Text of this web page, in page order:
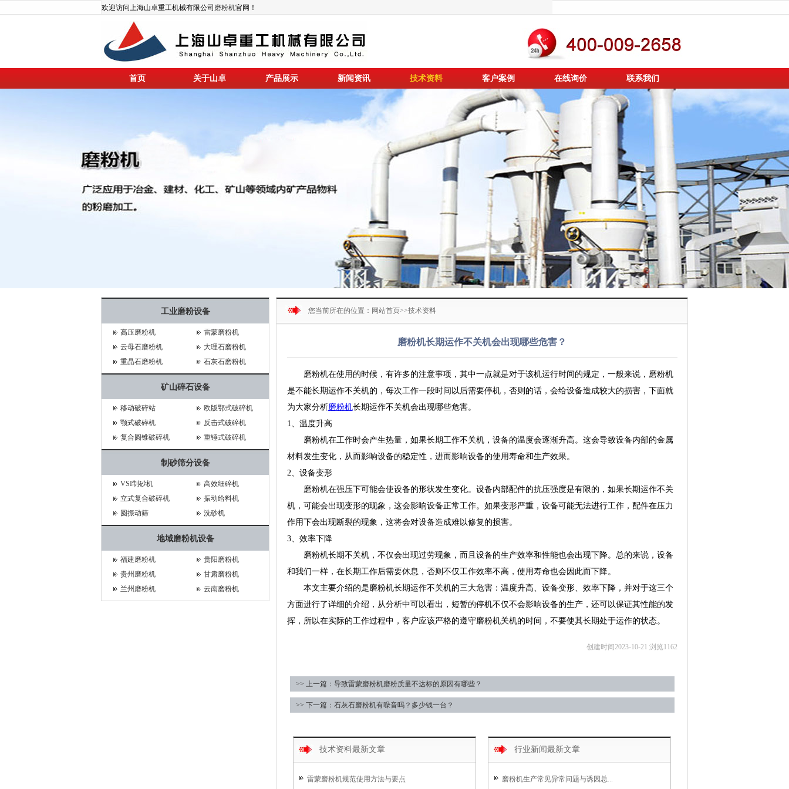
欢迎访问上海山卓重工机械有限公司 磨粉机官网！
首页 关于山卓 产品展示 新闻资讯 技术资料 客户案例 在线询价 联系我们
工业磨粉设备
高压磨粉机
雷蒙磨粉机
云母石磨粉机
大理石磨粉机
重晶石磨粉机
石灰石磨粉机
矿山碎石设备
移动破碎站
欧版鄂式破碎机
颚式破碎机
反击式破碎机
复合圆锥破碎机
重锤式破碎机
制砂筛分设备
VSI制砂机
高效细碎机
立式复合破碎机
振动给料机
圆振动筛
洗砂机
地域磨粉机设备
福建磨粉机
贵阳磨粉机
贵州磨粉机
甘肃磨粉机
兰州磨粉机
云南磨粉机
您当前所在的位置： 网站首页>>技术资料
磨粉机长期运作不关机会出现哪些危害？
磨粉机在使用的时候，有许多的注意事项，其中一点就是对于该机运行时间的规定，一般来说，磨粉机
是不能长期运作不关机的，每次工作一段时间以后需要停机，否则的话，会给设备造成较大的损害，下面就
为大家分析磨粉机长期运作不关机会出现哪些危害。
1、温度升高
磨粉机在工作时会产生热量，如果长期工作不关机，设备的温度会逐渐升高。这会导致设备内部的金属
材料发生变化，从而影响设备的稳定性，进而影响设备的使用寿命和生产效果。
2、设备变形
磨粉机在强压下可能会使设备的形状发生变化。设备内部配件的抗压强度是有限的，如果长期运作不关
机，可能会出现变形的现象，这会影响设备正常工作。如果变形严重，设备可能无法进行工作，配件在压力
作用下会出现断裂的现象，这将会对设备造成难以修复的损害。
3、效率下降
磨粉机长期不关机，不仅会出现过劳现象，而且设备的生产效率和性能也会出现下降。总的来说，设备
和我们一样，在长期工作后需要休息，否则不仅工作效率不高，使用寿命也会因此而下降。
本文主要介绍的是磨粉机长期运作不关机的三大危害：温度升高、设备变形、效率下降，并对于这三个
方面进行了详细的介绍，从分析中可以看出，短暂的停机不仅不会影响设备的生产，还可以保证其性能的发
挥，所以在实际的工作过程中，客户应该严格的遵守磨粉机关机的时间，不要使其长期处于运作的状态。
创建时间2023-10-21 浏览1162
>> 上一篇：导致雷蒙磨粉机磨粉质量不达标的原因有哪些？
>> 下一篇：石灰石磨粉机有噪音吗？多少钱一台？
技术资料最新文章
雷蒙磨粉机规范使用方法与要点
行业新闻最新文章
磨粉机生产常见异常问题与诱因总...